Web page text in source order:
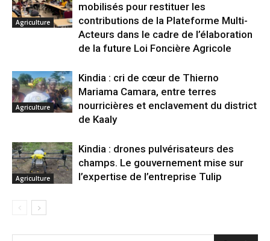
Agriculture
mobilisés pour restituer les
contributions de la Plateforme Multi-
Acteurs dans le cadre de l’élaboration
de la future Loi Foncière Agricole
Agriculture
Kindia : cri de cœur de Thierno
Mariama Camara, entre terres
nourricières et enclavement du district
de Kaaly
Agriculture
Kindia : drones pulvérisateurs des
champs. Le gouvernement mise sur
l’expertise de l’entreprise Tulip